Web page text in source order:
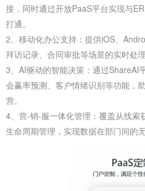
接，同时通过开放PaaS平台实现与
打通。
2、移动化办公支持‌：提供iOS、
拜访记录、合同审批等场景的实时处
3、AI驱动的智能决策‌：通过ShareAI
会赢率预测‌、‌客户情绪识别‌等功能，
营。
4、营-销-服一体化管理‌：覆盖从‌线索
生命周期管理，实现数据在部门间的